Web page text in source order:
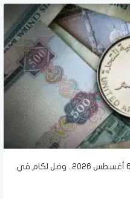
سعر الدرهم الإماراتي اليوم الخميس 6 أغسطس 2026.. وصل لكام في